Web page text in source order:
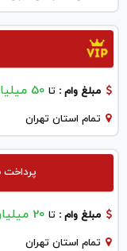
مبلغ وام : تا 50 میلیارد
تمام استان تهران
مبلغ وام : تا 20 میلیارد
تمام استان تهران